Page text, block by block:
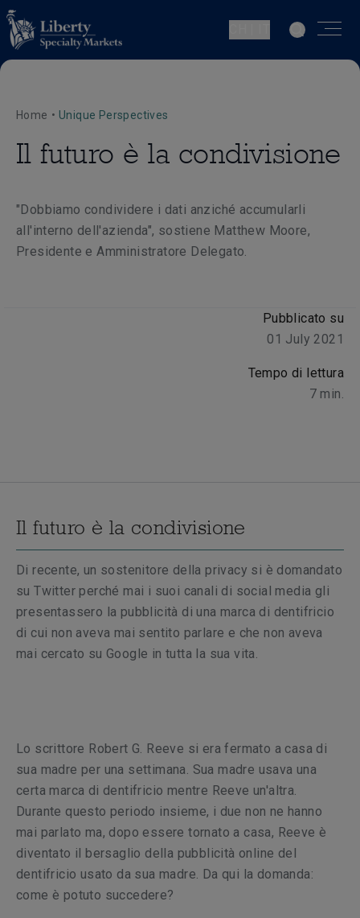
Home • Unique Perspectives
Il futuro è la condivisione
"Dobbiamo condividere i dati anziché accumularli
all'interno dell'azienda", sostiene Matthew Moore,
Presidente e Amministratore Delegato.
Pubblicato su
01 July 2021
Tempo di lettura
7 min.
Il futuro è la condivisione
Di recente, un sostenitore della privacy si è domandato
su Twitter perché mai i suoi canali di social media gli
presentassero la pubblicità di una marca di dentifricio
di cui non aveva mai sentito parlare e che non aveva
mai cercato su Google in tutta la sua vita.
Lo scrittore Robert G. Reeve si era fermato a casa di
sua madre per una settimana. Sua madre usava una
certa marca di dentifricio mentre Reeve un'altra.
Durante questo periodo insieme, i due non ne hanno
mai parlato ma, dopo essere tornato a casa, Reeve è
diventato il bersaglio della pubblicità online del
dentifricio usato da sua madre. Da qui la domanda:
come è potuto succedere?